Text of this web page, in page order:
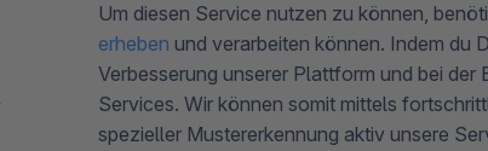
Um diesen Service nutzen zu können,
erheben und verarbeiten können. Indem du
Verbesserung unserer Plattform und bei
Services. Wir können somit mittels
spezieller Mustererkennung aktiv unsere